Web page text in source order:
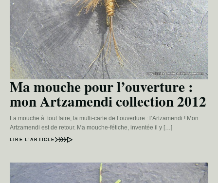
Ma mouche pour l’ouverture :
mon Artzamendi collection 2012
La mouche à tout faire, la multi-carte de l’ouverture : l’Artzamendi ! Mon
Artzamendi est de retour. Ma mouche-fétiche, inventée il y […]
LIRE L’ARTICLE